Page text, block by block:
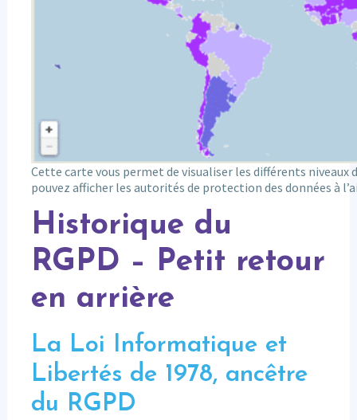
Cette carte vous permet de visualiser les différents niveaux
pouvez afficher les autorités de protection des données à
Historique du
RGPD – Petit retour
en arrière
La Loi Informatique et
Libertés de 1978, ancêtre
du RGPD